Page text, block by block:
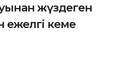
жүздеген
ежелгі кеме